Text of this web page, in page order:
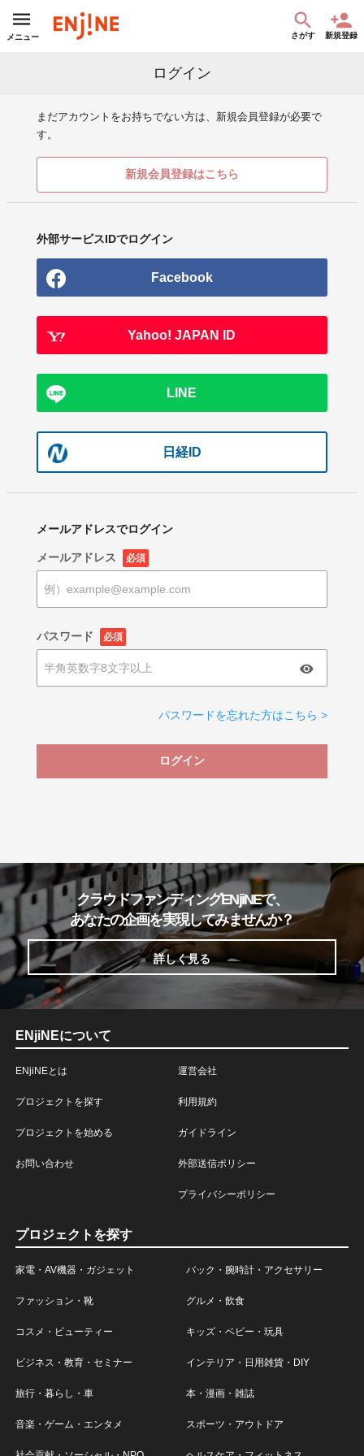
メニュー さがす 新規登録
ログイン
まだアカウントをお持ちでない方は、新規会員登録が必要で
す。
新規会員登録はこちら
外部サービスIDでログイン
Facebook
Yahoo! JAPAN ID
LINE
日経ID
メールアドレスでログイン
メールアドレス 必須
パスワード 必須
パスワードを忘れた方はこちら >
ログイン
クラウドファンディングENjiNEで、
あなたの企画を実現してみませんか？
詳しく見る
ENjiNEについて
ENjiNEとは
プロジェクトを探す
プロジェクトを始める
お問い合わせ
運営会社
利用規約
ガイドライン
外部送信ポリシー
プライバシーポリシー
プロジェクトを探す
家電・AV機器・ガジェット バック・腕時計・アクセサリー
ファッション・靴 グルメ・飲食
コスメ・ビューティー キッズ・ベビー・玩具
ビジネス・教育・セミナー インテリア・日用雑貨・DIY
旅行・暮らし・車 本・漫画・雑誌
音楽・ゲーム・エンタメ スポーツ・アウトドア